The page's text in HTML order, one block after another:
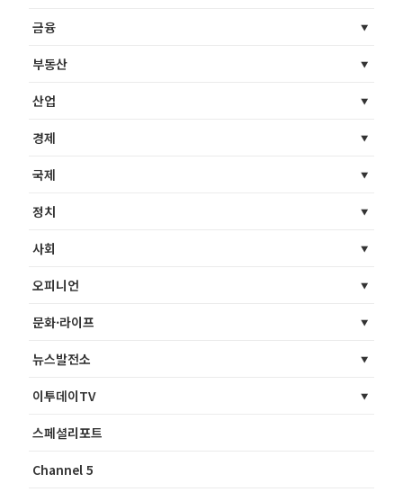
금융
부동산
산업
경제
국제
정치
사회
오피니언
문화·라이프
뉴스발전소
이투데이TV
스페셜리포트
Channel 5